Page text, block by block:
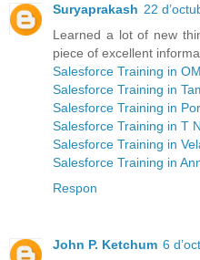
Suryaprakash 22
Learned a lot of new
piece of excellent
Salesforce Training in
Salesforce Training in
Salesforce Training in
Salesforce Training in T
Salesforce Training in
Salesforce Training in
Respon
John P. Ketchum 6